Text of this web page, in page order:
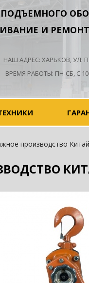
И
НАШ АДРЕС: ХАРЬКОВ, УЛ.
ВРЕМЯ РАБОТЫ: ПН-СБ, С
производство